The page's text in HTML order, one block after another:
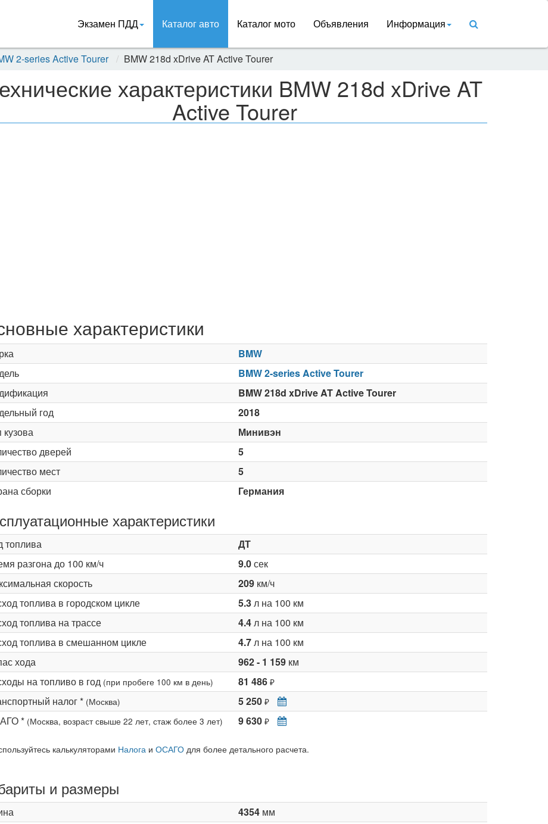
Экзамен ПДД Каталог авто Каталог мото Объявления Информация
2-series Active Tourer BMW 218d xDrive AT Active Tourer
характеристики BMW 218d xDrive AT
Active Tourer
характеристики
BMW
BMW 2-series Active Tourer
BMW 218d xDrive AT Active Tourer
год
2018
кузова
Минивэн
дверей
5
мест
5
сборки
Германия
характеристики
топлива
ДТ
разгона до 100 км/ч
9.0сек
скорость
209км/ч
топлива в городском цикле
5.3л на 100 км
топлива на трассе
4.4л на 100 км
топлива в смешанном цикле
4.7л на 100 км
хода
962 - 1 159км
на топливо в год (при пробеге 100 км в день) 81 486 ₽
налог * (Москва) 5 250 ₽
* (Москва, возраст свыше 22 лет, стаж более 3 лет) 9 630 ₽
калькуляторами Налогаи ОСАГОдля более детального расчета.
и размеры
4354мм